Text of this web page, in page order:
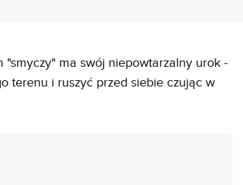
ma swój niepowtarzalny urok -
terenu i ruszyć przed siebie czując w